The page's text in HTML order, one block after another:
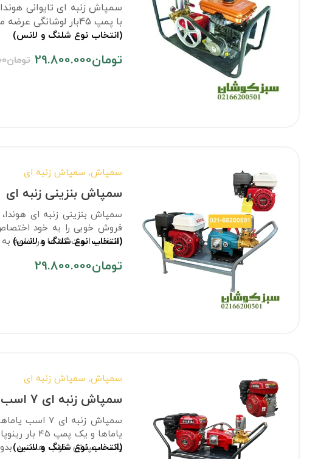
با پمپ 45بار لوشانگی عرضه می‌شود.
(انتخاب نوع شلنگ و لانس)
تومان تومان29.800.000
سمپاش, سمپاش زنبه ای
سمپاش بنزینی زنبه ای
سمپاش بنزینی زنبه ای
فروش خوبی را به خود
انتخاب است که ما در ادامه
(انتخاب نوع شلنگ و لانس)
تومان29.800.000
سمپاش, سمپاش زنبه ای
سمپاش زنبه ای 7 اسب 45 بار
یاماها و
یک سمپاش خوب هستید
(انتخاب نوع شلنگ و لانس)